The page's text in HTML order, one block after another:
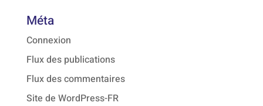
Méta
Connexion
Flux des publications
Flux des commentaires
Site de WordPress-FR